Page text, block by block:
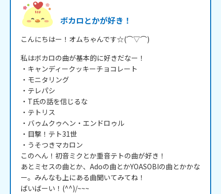
ボカロとかが好き！
こんにちはー！オムちゃんです☆(⌒▽⌒)
私はボカロの曲が基本的に好きだなー！
・キャンディークッキーチョコレート
・モニタリング
・テレパシ
・T氏の話を信じるな
・テトリス
・バゥムクゥヘン・エンドロゥル
・目撃！テト31世
・うそつきマカロン
このへん！初音ミクとか重音テトの曲が好き！
あとミセスの曲とか、Adoの曲とかYOASOBIの曲とかかな
ー。みんなも上にある曲聞いてみてね！
ばいばーい！(^^)/~~~